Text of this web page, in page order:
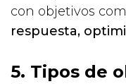
con objetivos
respuesta,
5. Tipos de